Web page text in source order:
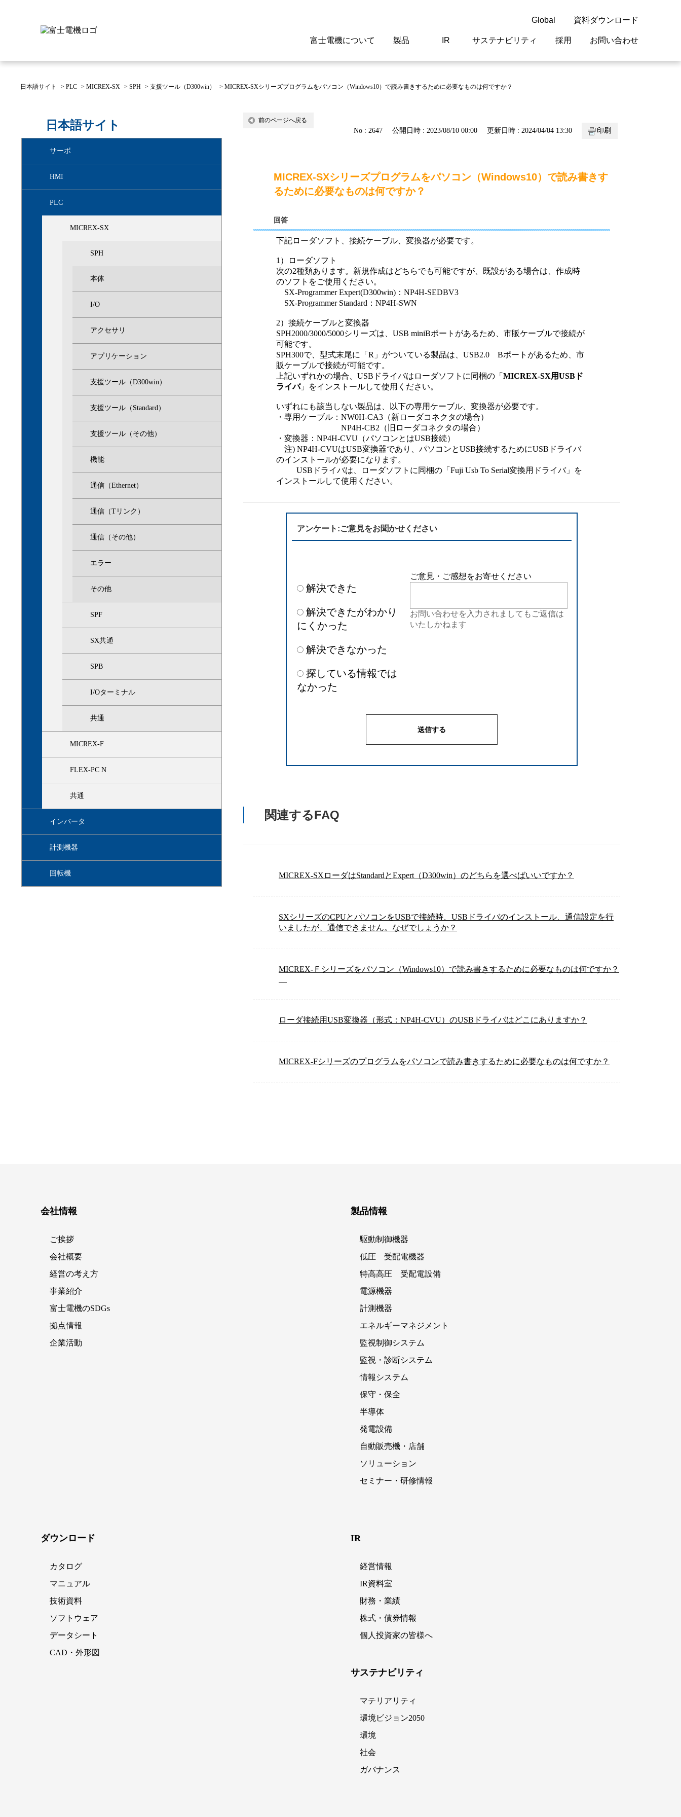
Global
閉じる
資料ダウンロード
富士電機について
富士電機についてのトップ
へ
ご挨拶
企業活動
製品
駆動制御機器
監視制御システム
半導体 発電設備
自動販売機・店舗
セミナー・研修情報
IR
株主・投資家情報のトップ
へ
経営情報
サステナビリティ
サステナビリティのトップ
へ
マテリアリティ
採用
新卒採用情報
お問い合わせ
よくあるご質問
日本語サイト > PLC > MICREX-SX > SPH > 支援ツール（D300win） > MICREX-SXシリーズプログラムをパソコン（Windows10）で読み書きするために必要なものは何ですか？
日本語サイト
サーボ
HMI
PLC
MICREX-SX
SPH
本体
I/O
アクセサリ
アプリケーション
支援ツール（D300win）
支援ツール（Standard）
支援ツール（その他）
機能
通信（Ethernet）
通信（Tリンク）
通信（その他）
エラー
その他
SPF
SX共通
SPB
I/Oターミナル
共通
MICREX-F
FLEX-PC N
共通
インバータ
計測機器
回転機
前のページへ戻る
No : 2647 公開日時 : 2023/08/10 00:00 更新日時 : 2024/04/04 13:30 印刷
MICREX-SXシリーズプログラムをパソコン（Windows10）で読み書きす
るために必要なものは何ですか？
回答
下記ローダソフト、接続ケーブル、変換器が必要です。
1）ローダソフト
次の2種類あります。新規作成はどちらでも可能ですが、既設がある場合は、作成時
のソフトをご使用ください。
SX-Programmer Expert(D300win)：NP4H-SEDBV3
SX-Programmer Standard：NP4H-SWN
2）接続ケーブルと変換器
SPH2000/3000/5000シリーズは、USB miniBポートがあるため、市販ケーブルで接続が
可能です。
SPH300で、型式末尾に「R」がついている製品は、USB2.0 Bポートがあるため、市
販ケーブルで接続が可能です。
上記いずれかの場合、USBドライバはローダソフトに同梱の「 MICREX-SX用USBド
ライバ」をインストールして使用ください。
いずれにも該当しない製品は、以下の専用ケーブル、変換器が必要です。
・専用ケーブル：NW0H-CA3（新ローダコネクタの場合）
NP4H-CB2（旧ローダコネクタの場合）
・変換器：NP4H-CVU（パソコンとはUSB接続）
注) NP4H-CVUはUSB変換器であり、パソコンとUSB接続するためにUSBドライバ
のインストールが必要になります。
USBドライバは、ローダソフトに同梱の「Fuji Usb To Serial変換用ドライバ」を
インストールして使用ください。
アンケート:ご意見をお聞かせください
解決できた
解決できたがわかり
にくかった
解決できなかった
探している情報では
なかった
ご意見・ご感想をお寄せください
お問い合わせを入力されましてもご返信は
いたしかねます
関連するFAQ
MICREX-SXローダはStandardとExpert（D300win）のどちらを選べばいいですか？
SXシリーズのCPUとパソコンをUSBで接続時、USBドライバのインストール、通信設定を行
いましたが、通信できません。なぜでしょうか？
MICREX-Ｆシリーズをパソコン（Windows10）で読み書きするために必要なものは何ですか？
ローダ接続用USB変換器（形式：NP4H-CVU）のUSBドライバはどこにありますか？
MICREX-Fシリーズのプログラムをパソコンで読み書きするために必要なものは何ですか？
会社情報
ご挨拶
会社概要
経営の考え方
事業紹介
富士電機のSDGs
拠点情報
企業活動
製品情報
駆動制御機器
低圧 受配電機器
特高高圧 受配電設備
電源機器
計測機器
エネルギーマネジメント
監視制御システム
監視・診断システム
情報システム
保守・保全
半導体
発電設備
自動販売機・店舗
ソリューション
セミナー・研修情報
ダウンロード
カタログ
マニュアル
技術資料
ソフトウェア
データシート
CAD・外形図
IR
経営情報
IR資料室
財務・業績
株式・債券情報
個人投資家の皆様へ
サステナビリティ
マテリアリティ
環境ビジョン2050
環境
社会
ガバナンス